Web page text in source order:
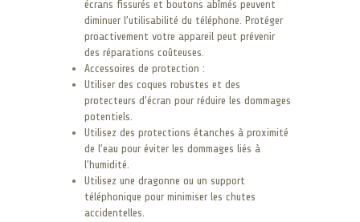
écrans fissurés et boutons abîmés peuvent
diminuer l’utilisabilité du téléphone. Protéger
proactivement votre appareil peut prévenir
des réparations coûteuses.
Accessoires de protection :
Utiliser des coques robustes et des
protecteurs d’écran pour réduire les dommages
potentiels.
Utilisez des protections étanches à proximité
de l’eau pour éviter les dommages liés à
l’humidité.
Utilisez une dragonne ou un support
téléphonique pour minimiser les chutes
accidentelles.